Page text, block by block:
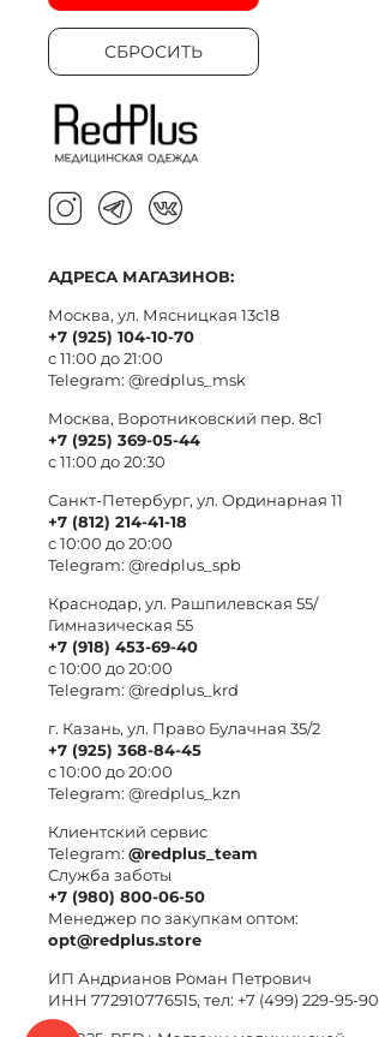
СБРОСИТЬ
АДРЕСА МАГАЗИНОВ:
Москва, ул. Мясницкая 13с18
+7 (925) 104-10-70
с 11:00 до 21:00
Telegram: @redplus_msk
Москва, Воротниковский пер. 8c1
+7 (925) 369-05-44
с 11:00 до 20:30
Санкт-Петербург, ул. Ординарная 11
+7 (812) 214-41-18
с 10:00 до 20:00
Telegram: @redplus_spb
Краснодар, ул. Рашпилевская 55/
Гимназическая 55
+7 (918) 453-69-40
с 10:00 до 20:00
Telegram: @redplus_krd
г. Казань, ул. Право Булачная 35/2
+7 (925) 368-84-45
с 10:00 до 20:00
Telegram: @redplus_kzn
Клиентский сервис
Telegram: @redplus_team
Служба заботы
+7 (980) 800-06-50
Менеджер по закупкам оптом:
opt@redplus.store
ИП Андрианов Роман Петрович
ИНН 772910776515, тел: +7 (499) 229-95-90